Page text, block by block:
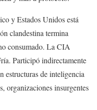
y Estados Unidos está
clandestina termina
consumado. La CIA
Participó indirectamente
estructuras de inteligencia
organizaciones insurgentes